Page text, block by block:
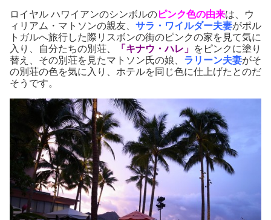
ロイヤル ハワイアンのシンボルのピンク色の由来は、ウ
ィリアム・マトソンの親友、 サラ・ワイルダー夫妻がポル
トガルへ旅行した際リスボンの街のピンクの家を見て気に
入り、自分たちの別荘
「キナウ・ハレ」 をピンクに塗り
替え、その別荘を見たマトソン氏の娘、 ラリーン夫妻がそ
の別荘の色を気に入り、ホテルを同じ色に仕上げたとのだ
そうです。